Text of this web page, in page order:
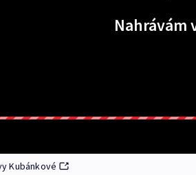
Nahrávám
Kubánkové